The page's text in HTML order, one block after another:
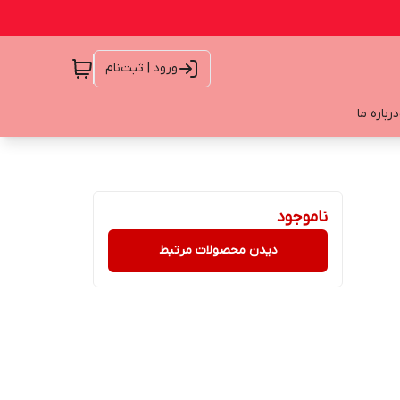
ورود | ثبت‌نام
درباره ما
ناموجود
دیدن محصولات مرتبط